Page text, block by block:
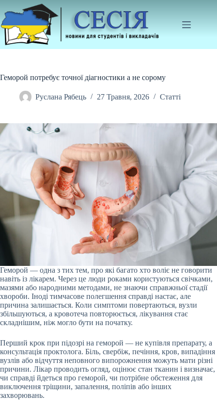
до
вмісту
Геморой потребує точної діагностики а не сорому
Руслана Рябець 27 Травня, 2026 Статті
Геморой — одна з тих тем, про які багато хто воліє не говорити
навіть із лікарем. Через це люди роками користуються свічками,
мазями або народними методами, не знаючи справжньої стадії
хвороби. Іноді тимчасове полегшення справді настає, але
причина залишається. Коли симптоми повертаються, вузли
збільшуються, а кровотеча повторюється, лікування стає
складнішим, ніж могло бути на початку.
Перший крок при підозрі на геморой — не купівля препарату, а
консультація проктолога. Біль, свербіж, печіння, кров, випадіння
вузлів або відчуття неповного випорожнення можуть мати різні
причини. Лікар проводить огляд, оцінює стан тканин і визначає,
чи справді йдеться про геморой, чи потрібне обстеження для
виключення тріщини, запалення, поліпів або інших
захворювань.